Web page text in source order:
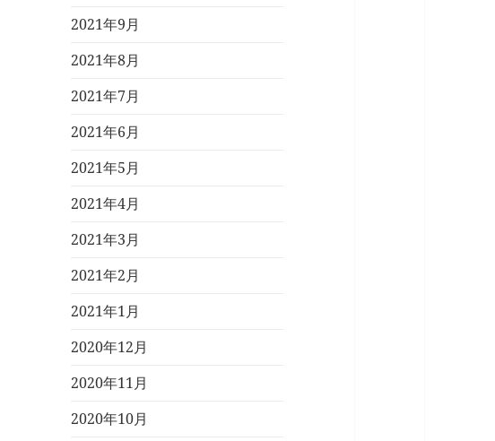
2021年9月
2021年8月
2021年7月
2021年6月
2021年5月
2021年4月
2021年3月
2021年2月
2021年1月
2020年12月
2020年11月
2020年10月